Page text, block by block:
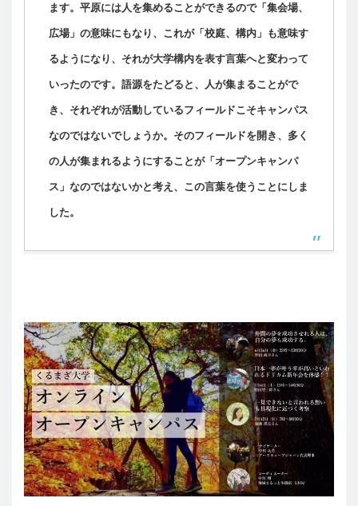
ます。平原には人を集めることができるので「集会場、
広場」の意味にもなり、これが「校庭、構内」も意味す
るようになり、それが大学構内を表す言葉へと変わって
いったのです。語源をたどると、人が集まることがで
き、それぞれが活動しているフィールドこそキャンパス
なのではないでしょうか。そのフィールドを開き、多く
の人が集まれるようにすることが「オープンキャンパ
ス」なのではないかと考え、この言葉を使うことにしま
した。